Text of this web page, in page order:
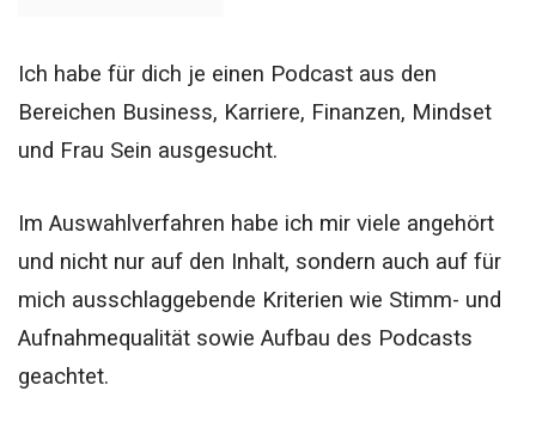
Ich habe für dich je einen Podcast aus den
Bereichen Business, Karriere, Finanzen, Mindset
und Frau Sein ausgesucht.
Im Auswahlverfahren habe ich mir viele angehört
und nicht nur auf den Inhalt, sondern auch auf für
mich ausschlaggebende Kriterien wie Stimm- und
Aufnahmequalität sowie Aufbau des Podcasts
geachtet.